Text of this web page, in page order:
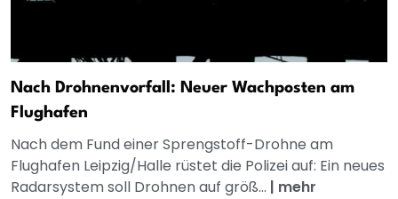
Nach Drohnenvorfall: Neuer Wachposten am
Flughafen
Nach dem Fund einer Sprengstoff-Drohne am
Flughafen Leipzig/Halle rüstet die Polizei auf: Ein neues
Radarsystem soll Drohnen auf größ... | mehr